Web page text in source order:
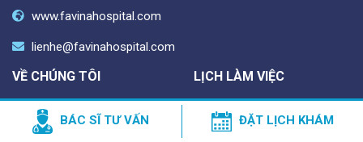
www.favinahospital.com
lienhe@favinahospital.com
VỀ CHÚNG TÔI
Liên hệ
LỊCH LÀM VIỆC
Thời gian hoạt động: Thứ 2 -
Thứ 6: 7h30-20h30; Thứ 7 -
BÁC SĨ TƯ VẤN ĐẶT LỊCH KHÁM